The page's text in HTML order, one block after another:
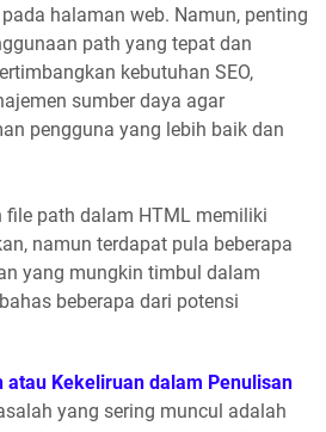
halaman web. Namun, penting
path yang tepat dan
kebutuhan SEO,
sumber daya agar
pengguna yang lebih baik dan
file path dalam HTML memiliki
namun terdapat pula beberapa
yang mungkin timbul dalam
beberapa dari potensi
atau Kekeliruan dalam Penulisan
yang sering muncul adalah